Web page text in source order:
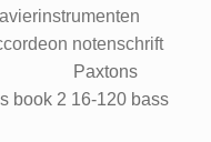
notenschrift
Paxtons
book 2 16-120 bass